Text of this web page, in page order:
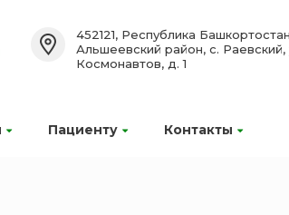
Пациенту Контакты
452121, Республика
Альшеевский район, с. Раевский,
Космонавтов, д. 1